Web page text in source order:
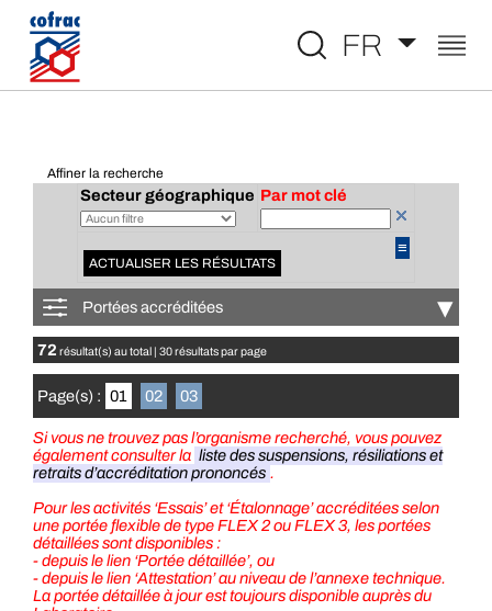
Aller au contenu
FR
Affiner la recherche
Secteur géographique Par mot clé
ACTUALISER LES RÉSULTATS
≡
Portées accréditées ▾
72 résultat(s) au total | 30 résultats par page
Page(s) : 01 02 03
Si vous ne trouvez pas l’organisme recherché, vous pouvez
également consulter la liste des suspensions, résiliations et
retraits d’accréditation prononcés .
Pour les activités ‘Essais’ et ‘Étalonnage’ accréditées selon
une portée flexible de type FLEX 2 ou FLEX 3, les portées
détaillées sont disponibles :
- depuis le lien ‘Portée détaillée’, ou
- depuis le lien ‘Attestation’ au niveau de l’annexe technique.
La portée détaillée à jour est toujours disponible auprès du